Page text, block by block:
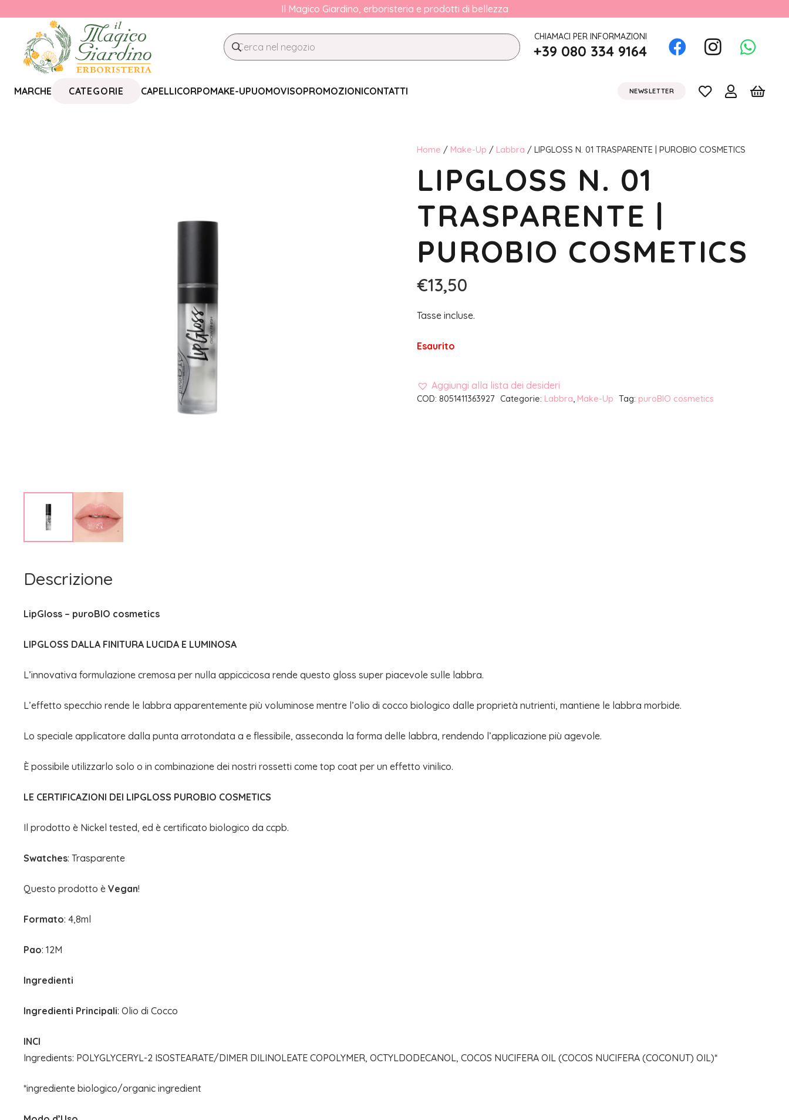
Il Magico Giardino, erboristeria e prodotti di bellezza
CHIAMACI PER INFORMAZIONI
+39 080 334 9164
MARCHE CATEGORIE CAPELLICORPOMAKE-UPUOMOVISOPROMOZIONICONTATTI NEWSLETTER
Home / Make-Up / Labbra / LIPGLOSS N. 01 TRASPARENTE | PUROBIO COSMETICS
LIPGLOSS N. 01
TRASPARENTE |
PUROBIO COSMETICS
€13,50
Tasse incluse.
Esaurito
Aggiungi alla lista dei desideri
COD: 8051411363927 Categorie: Labbra Make-Up Tag: puroBIO cosmetics
Descrizione
LipGloss – puroBIO cosmetics
LIPGLOSS DALLA FINITURA LUCIDA E LUMINOSA
L’innovativa formulazione cremosa per nulla appiccicosa rende questo gloss super piacevole sulle labbra.
L’effetto specchio rende le labbra apparentemente più voluminose mentre l’olio di cocco biologico dalle proprietà nutrienti, mantiene le labbra morbide.
Lo speciale applicatore dalla punta arrotondata a e flessibile, asseconda la forma delle labbra, rendendo l’applicazione più agevole.
È possibile utilizzarlo solo o in combinazione dei nostri rossetti come top coat per un effetto vinilico.
LE CERTIFICAZIONI DEI LIPGLOSS PUROBIO COSMETICS
Il prodotto è Nickel tested, ed è certificato biologico da ccpb.
Swatches: Trasparente
Questo prodotto è Vegan!
Formato: 4,8ml
Pao: 12M
Ingredienti
Ingredienti Principali: Olio di Cocco
INCI
Ingredients: POLYGLYCERYL-2 ISOSTEARATE/DIMER DILINOLEATE COPOLYMER, OCTYLDODECANOL, COCOS NUCIFERA OIL (COCOS NUCIFERA (COCONUT) OIL)*
*ingrediente biologico/organic ingredient